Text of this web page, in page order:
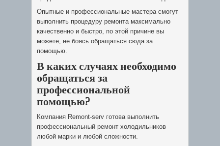
Опытные и профессиональные мастера смогут
выполнить процедуру ремонта максимально
качественно и быстро, по этой причине вы
можете, не боясь обращаться сюда за
помощью.
В каких случаях необходимо
обращаться за
профессиональной
помощью?
Компания Remont-serv готова выполнить
профессиональный ремонт холодильников
любой марки и любой сложности.